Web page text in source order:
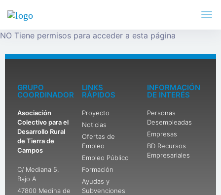
NO Tiene permisos para acceder a esta página
GRUPO
COORDINADOR
Asociación
Colectivo para el
Desarrollo Rural
de Tierra de
Campos
C/ Mediana 5,
Bajo A
47800 Medina de
LINKS
RÁPIDOS
Proyecto
Noticias
Ofertas de
Empleo
Empleo Público
Formación
Ayudas y
Subvenciones
INFORMACIÓN
DE INTERÉS
Personas
Desempleadas
Empresas
BD Recursos
Empresariales